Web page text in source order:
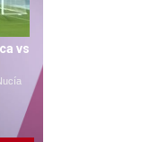
vs